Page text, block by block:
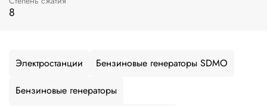
8
Электростанции
Бензиновые генераторы SDMO
Бензиновые генераторы